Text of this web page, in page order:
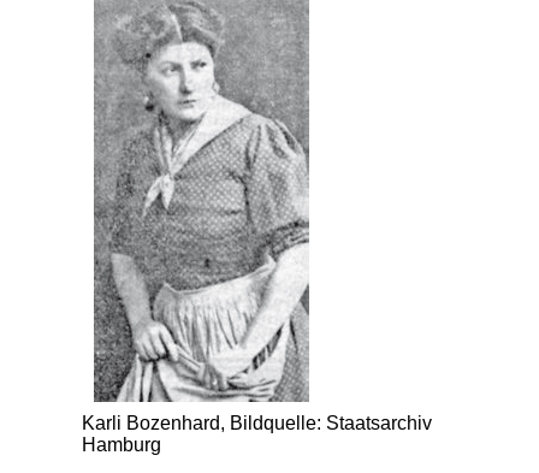
Karli Bozenhard, Bildquelle: Staatsarchiv
Hamburg